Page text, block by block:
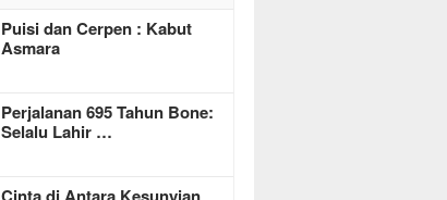
Puisi dan Cerpen : Kabut
Asmara
Perjalanan 695 Tahun Bone:
Selalu Lahir …